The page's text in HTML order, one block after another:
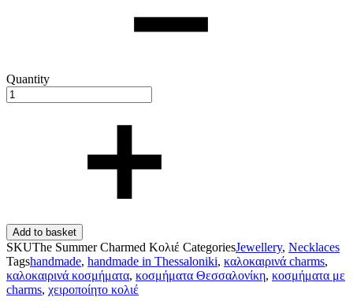
Quantity
Add to basket
SKUThe Summer Charmed Κολιέ CategoriesJewellery, Necklaces
Tagshandmade, handmade in Thessaloniki, καλοκαιρινά charms,
καλοκαιρινά κοσμήματα, κοσμήματα Θεσσαλονίκη, κοσμήματα με
charms, χειροποίητο κολιέ